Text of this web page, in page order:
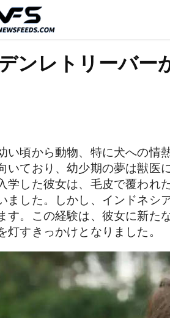
ンレトリーバー
い頃から動物、特に犬への情
いており、幼少期の夢は獣医
学した彼女は、毛皮で覆われ
ました。しかし、インドネシ
す。この経験は、彼女に新た
灯すきっかけとなりました。